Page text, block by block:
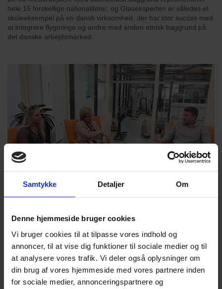
Samtykke Detaljer Om
Denne hjemmeside bruger cookies
Vi bruger cookies til at tilpasse vores indhold og
annoncer, til at vise dig funktioner til sociale medier og til
at analysere vores trafik. Vi deler også oplysninger om
din brug af vores hjemmeside med vores partnere inden
for sociale medier, annonceringspartnere og
hele 15 forskellige nationaliteter, og Glaseksperten er således et
skoleeksempel på en dansk virksomhed, der har stor succes med
at integrere flygtninge og andre med anden etnisk baggrund på
det danske arbejdsmarked.
Den vellykkede integration var en af hovedårsagerne til, at De
Glaseksperten i Hjørring, der er en af Danmarks største
rundvisning af adm. direktør og indehaver Christian Larsen og et
kig ind i den store nye produktionshal, som virksomheden netop
har taget i brug. Derudover blev der også tid til en snak med
nogle af de velintegrerede medarbejdere.
– Vi er rigtig glade for og stolte af, at Marianne Jelved har valgt at